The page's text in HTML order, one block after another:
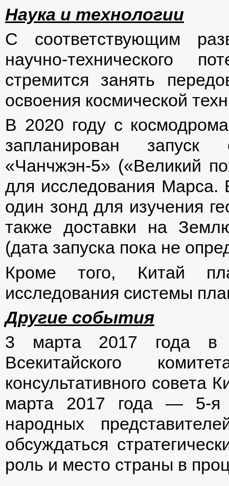
Наука и технологии
С соответствующим
научно-технического
стремится занять
освоения космической
В 2020 году с
запланирован
«Чанчжэн-5» («Великий
для исследования Марса.
один зонд для изучения
также доставки на
(дата запуска пока не
Кроме того, Китай
исследования системы
Другие события
3 марта 2017 года в
Всекитайского
консультативного
марта 2017 года — 5-я
народных
обсуждаться
роль и место страны в